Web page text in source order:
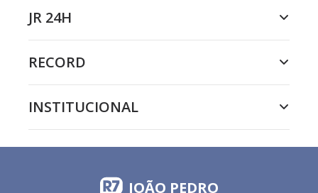
JR 24H
RECORD
INSTITUCIONAL
JOÃO PEDRO